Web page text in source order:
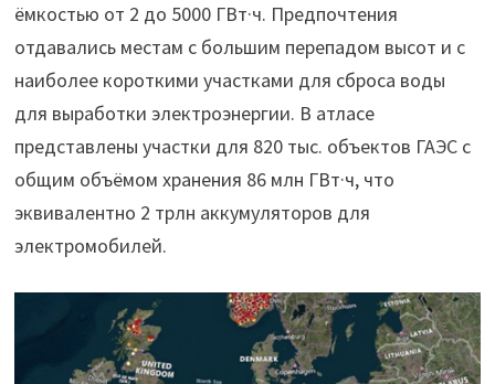
ёмкостью от 2 до 5000 ГВт·ч. Предпочтения
отдавались местам с большим перепадом высот и с
наиболее короткими участками для сброса воды
для выработки электроэнергии. В атласе
представлены участки для 820 тыс. объектов ГАЭС с
общим объёмом хранения 86 млн ГВт·ч, что
эквивалентно 2 трлн аккумуляторов для
электромобилей.